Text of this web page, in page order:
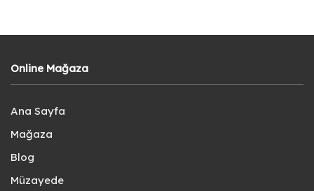
Online Mağaza
Ana Sayfa
Mağaza
Blog
Müzayede